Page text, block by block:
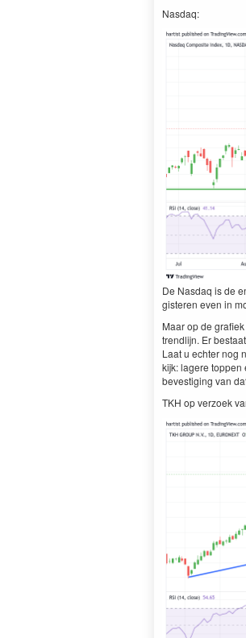
Nas­daq:
De Nas­daq is de
gis­teren even in
Maar op de
trendli­jn. Er
Laat u echter nog
kijk: lagere
beves­tig­ing van
TKH op ver­zoek